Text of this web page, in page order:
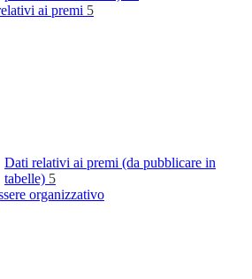
ai premi 5
Dati relativi ai premi (da pubblicare in
tabelle) 5
organizzativo